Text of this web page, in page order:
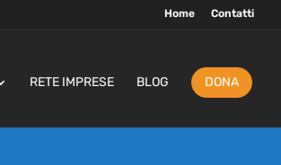
Home Contatti
RETE IMPRESE BLOG DONA